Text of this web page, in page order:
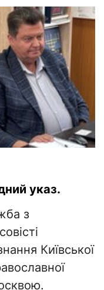
указ.
з
Київської